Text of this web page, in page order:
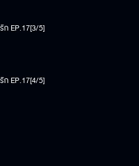
ก EP.17[3/5]
ก EP.17[4/5]